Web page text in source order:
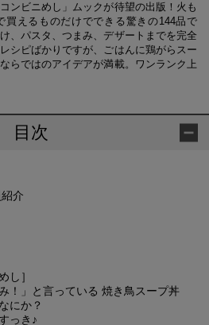
ンビニめし」ムックが待望の出版！火も
買えるものだけでできる驚きの144品で
、パスタ、つまみ、デザートまでを完全
シピばかりですが、ごはんに鶏がらスー
らではのアイデアが満載。ワンランク上
目次
介
し］
！」と言っている 焼き鳥スープ丼
にか？
っき♪